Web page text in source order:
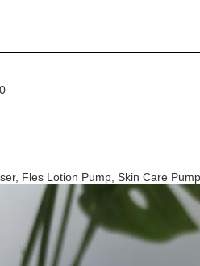
Fles Lotion Pump, Skin Care